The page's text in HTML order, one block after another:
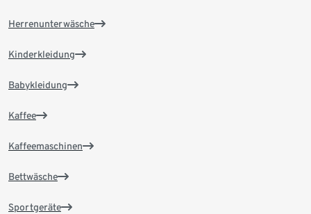
Herrenunterwäsche
Kinderkleidung
Babykleidung
Kaffee
Kaffeemaschinen
Bettwäsche
Sportgeräte